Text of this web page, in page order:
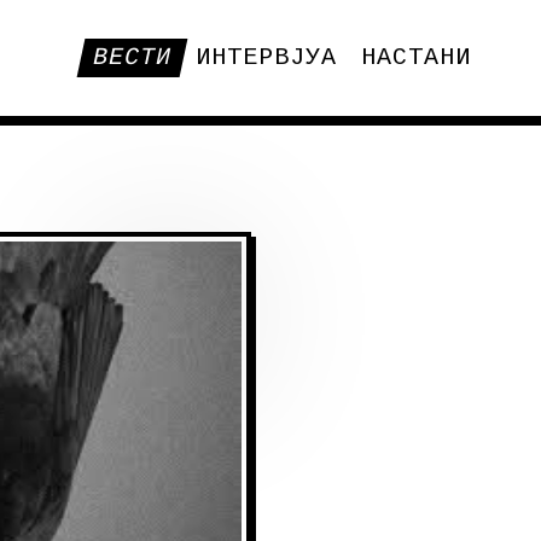
ВЕСТИ ИНТЕРВЈУА НАСТАНИ